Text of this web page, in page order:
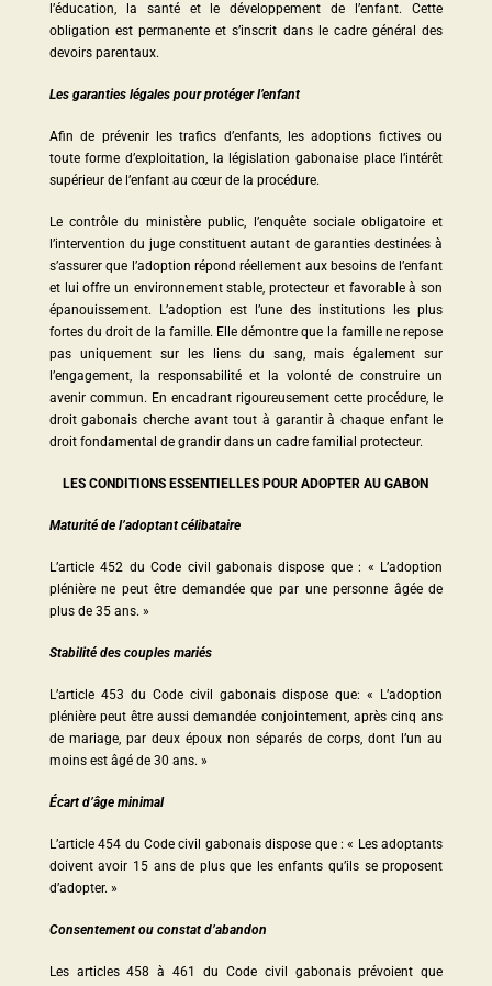
l’éducation, la santé et le développement de l’enfant. Cette
obligation est permanente et s’inscrit dans le cadre général des
devoirs parentaux.
Les garanties légales pour protéger l’enfant
Afin de prévenir les trafics d’enfants, les adoptions fictives ou
toute forme d’exploitation, la législation gabonaise place l’intérêt
supérieur de l’enfant au cœur de la procédure.
Le contrôle du ministère public, l’enquête sociale obligatoire et
l’intervention du juge constituent autant de garanties destinées à
s’assurer que l’adoption répond réellement aux besoins de l’enfant
et lui offre un environnement stable, protecteur et favorable à son
épanouissement. L’adoption est l’une des institutions les plus
fortes du droit de la famille. Elle démontre que la famille ne repose
pas uniquement sur les liens du sang, mais également sur
l’engagement, la responsabilité et la volonté de construire un
avenir commun. En encadrant rigoureusement cette procédure, le
droit gabonais cherche avant tout à garantir à chaque enfant le
droit fondamental de grandir dans un cadre familial protecteur.
LES CONDITIONS ESSENTIELLES POUR ADOPTER AU GABON
Maturité de l’adoptant célibataire
L’article 452 du Code civil gabonais dispose que : « L’adoption
plénière ne peut être demandée que par une personne âgée de
plus de 35 ans. »
Stabilité des couples mariés
L’article 453 du Code civil gabonais dispose que: « L’adoption
plénière peut être aussi demandée conjointement, après cinq ans
de mariage, par deux époux non séparés de corps, dont l’un au
moins est âgé de 30 ans. »
Écart d’âge minimal
L’article 454 du Code civil gabonais dispose que : « Les adoptants
doivent avoir 15 ans de plus que les enfants qu’ils se proposent
d’adopter. »
Consentement ou constat d’abandon
Les articles 458 à 461 du Code civil gabonais prévoient que